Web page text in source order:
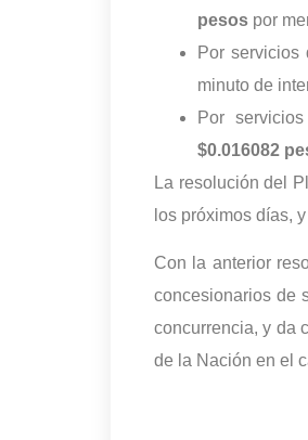
pesos por
Por servicios
minuto de
Por
$0.016082
La resolución del
los próximos días,
Con la anterior
concesionarios de
concurrencia, y da
de la Nación en el